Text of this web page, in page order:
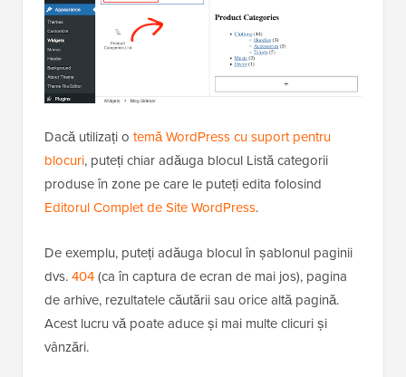
Dacă utilizați o temă WordPress cu suport pentru
blocuri, puteți chiar adăuga blocul Listă categorii
produse în zone pe care le puteți edita folosind
Editorul Complet de Site WordPress.
De exemplu, puteți adăuga blocul în șablonul paginii
dvs.404(ca în captura de ecran de mai jos), pagina
de arhive, rezultatele căutării sau orice altă pagină.
Acest lucru vă poate aduce și mai multe clicuri și
vânzări.